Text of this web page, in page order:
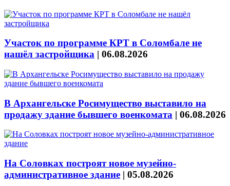
Участок по программе КРТ в Соломбале не
нашёл застройщика | 06.08.2026
В Архангельске Росимущество выставило на
продажу здание бывшего военкомата | 06.08.2026
На Соловках построят новое музейно-
административное здание | 05.08.2026